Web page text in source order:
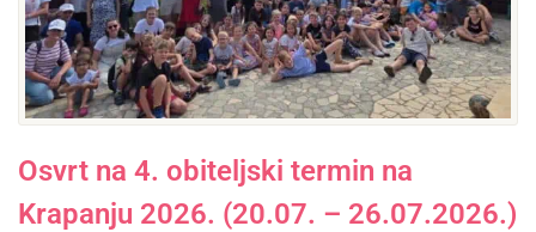
Osvrt na 4. obiteljski termin na
Krapanju 2026. (20.07. – 26.07.2026.)